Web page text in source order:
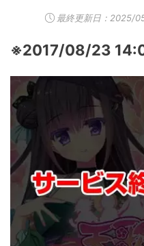
最終更新日： 2025/
※2017/08/23